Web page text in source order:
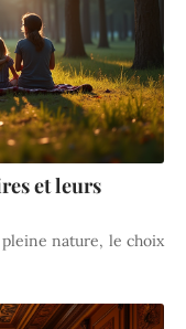
et leurs
nature, le choix